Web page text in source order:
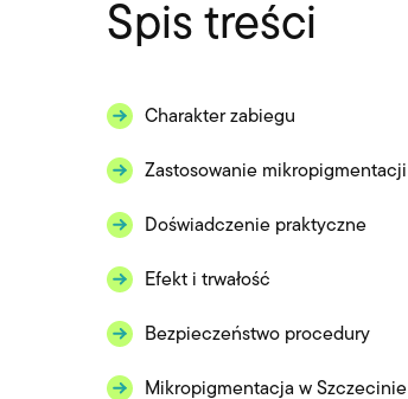
Spis treści
Charakter zabiegu
Zastosowanie mikropigmentacji
Doświadczenie praktyczne
Efekt i trwałość
Bezpieczeństwo procedury
Mikropigmentacja w Szczecinie